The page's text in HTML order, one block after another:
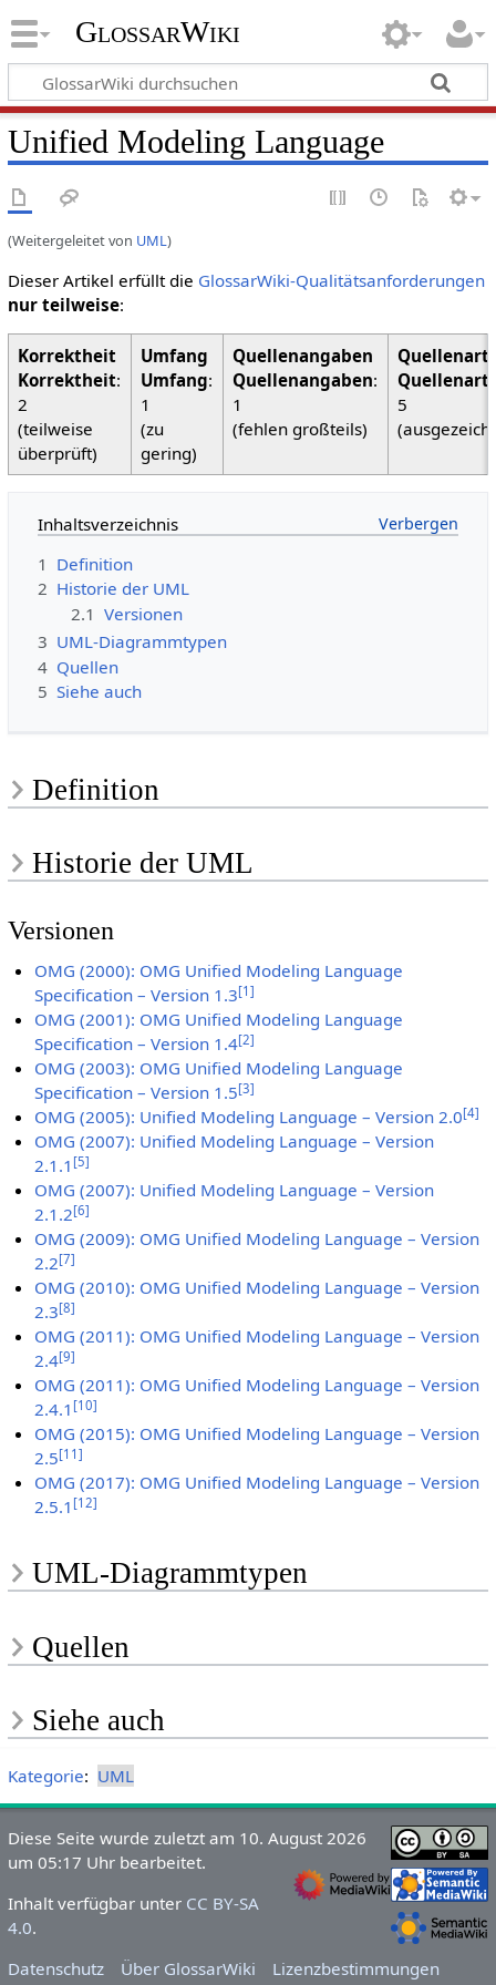
GlossarWiki
Unified Modeling Language
(Weitergeleitet von UML)
Dieser Artikel erfüllt die GlossarWiki-Qualitätsanforderungen
nur teilweise:
Korrektheit:
2
(teilweise
überprüft)
Umfang:
1
(zu
gering)
Quellenangaben:
1
(fehlen großteils)
5
Inhaltsverzeichnis
1 Definition
2 Historie der UML
2.1 Versionen
3 UML-Diagrammtypen
4 Quellen
5 Siehe auch
Definition
Historie der UML
Versionen
OMG (2000): OMG Unified Modeling Language
Specification – Version 1.3[1]
OMG (2001): OMG Unified Modeling Language
Specification – Version 1.4[2]
OMG (2003): OMG Unified Modeling Language
Specification – Version 1.5[3]
OMG (2005): Unified Modeling Language – Version 2.0[4]
OMG (2007): Unified Modeling Language – Version
2.1.1 [5]
OMG (2007): Unified Modeling Language – Version
2.1.2[6]
OMG (2009): OMG Unified Modeling Language – Version
2.2[7]
OMG (2010): OMG Unified Modeling Language – Version
2.3[8]
OMG (2011): OMG Unified Modeling Language – Version
2.4[9]
OMG (2011): OMG Unified Modeling Language – Version
2.4.1 [10]
OMG (2015): OMG Unified Modeling Language – Version
2.5[11]
OMG (2017): OMG Unified Modeling Language – Version
2.5.1 [12]
UML-Diagrammtypen
Quellen
Siehe auch
Kategorie: UML
Diese Seite wurde zuletzt am 10. August 2026
um 05:17 Uhr bearbeitet.
Inhalt verfügbar unter CC BY-SA
4.0.
Datenschutz
Über GlossarWiki Lizenzbestimmungen